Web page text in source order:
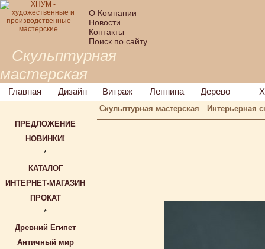
О Компании
Новости
Контакты
Поиск по сайту
Скульптурная
мастерская
Главная Дизайн Витраж Лепнина Дерево
Скульптурная мастерская
Интерьерная
ПРЕДЛОЖЕНИЕ
НОВИНКИ!
*
КАТАЛОГ
ИНТЕРНЕТ-МАГАЗИН
ПРОКАТ
*
Древний Египет
Античный мир